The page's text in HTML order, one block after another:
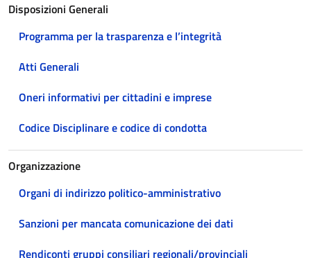
Disposizioni Generali
Programma per la trasparenza e l’integrità
Atti Generali
Oneri informativi per cittadini e imprese
Codice Disciplinare e codice di condotta
Organizzazione
Organi di indirizzo politico-amministrativo
Sanzioni per mancata comunicazione dei dati
Rendiconti gruppi consiliari regionali/provinciali